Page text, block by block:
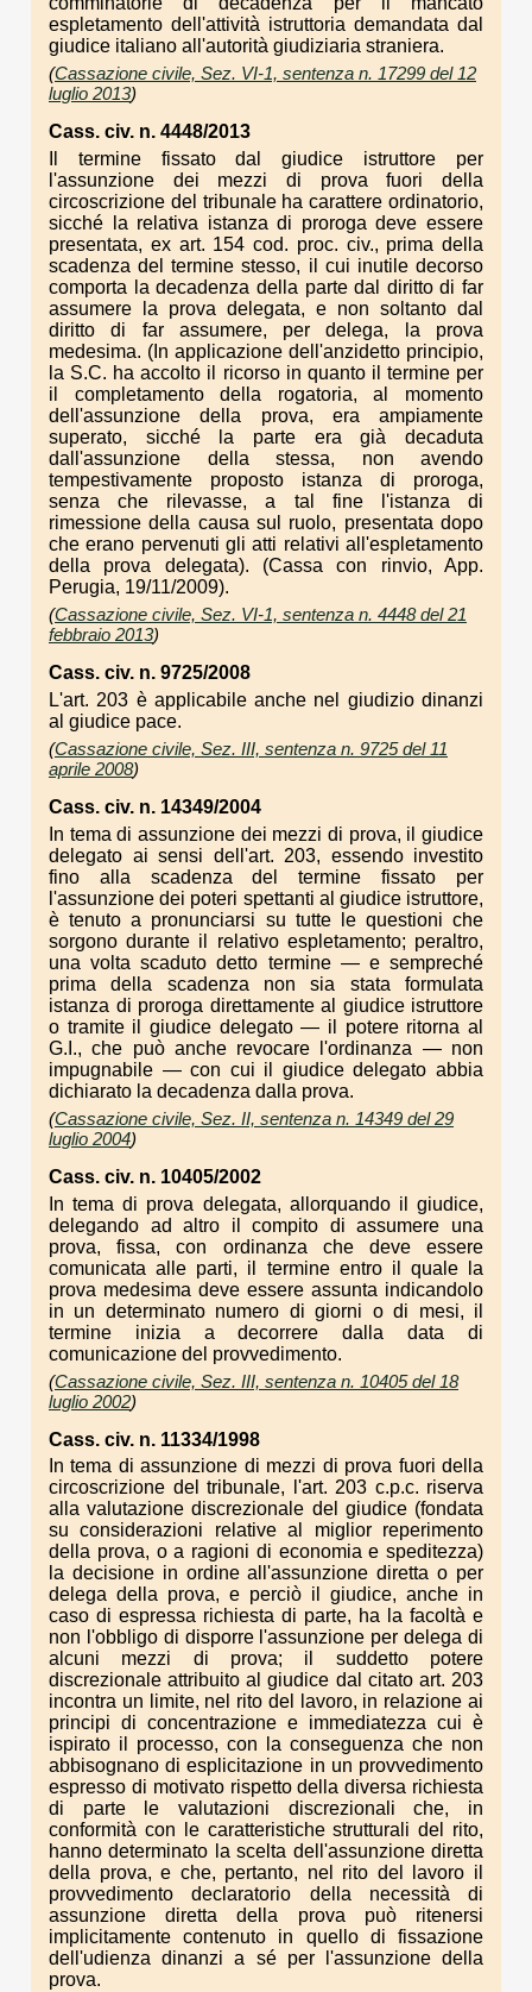
espletamento dell'attività istruttoria demandata dal
giudice italiano all'autorità giudiziaria straniera.
(Cassazione civile, Sez. VI-1, sentenza n. 17299 del 12
luglio 2013)
Cass. civ. n. 4448/2013
Il termine fissato dal giudice istruttore per
l'assunzione dei mezzi di prova fuori della
circoscrizione del tribunale ha carattere ordinatorio,
sicché la relativa istanza di proroga deve essere
presentata, ex art. 154 cod. proc. civ., prima della
scadenza del termine stesso, il cui inutile decorso
comporta la decadenza della parte dal diritto di far
assumere la prova delegata, e non soltanto dal
diritto di far assumere, per delega, la prova
medesima. (In applicazione dell'anzidetto principio,
la S.C. ha accolto il ricorso in quanto il termine per
il completamento della rogatoria, al momento
dell'assunzione della prova, era ampiamente
superato, sicché la parte era già decaduta
dall'assunzione della stessa, non avendo
tempestivamente proposto istanza di proroga,
senza che rilevasse, a tal fine l'istanza di
rimessione della causa sul ruolo, presentata dopo
che erano pervenuti gli atti relativi all'espletamento
della prova delegata). (Cassa con rinvio, App.
Perugia, 19/11/2009).
(Cassazione civile, Sez. VI-1, sentenza n. 4448 del 21
febbraio 2013)
Cass. civ. n. 9725/2008
L'art. 203 è applicabile anche nel giudizio dinanzi
al giudice pace.
(Cassazione civile, Sez. III, sentenza n. 9725 del 11
aprile 2008)
Cass. civ. n. 14349/2004
In tema di assunzione dei mezzi di prova, il giudice
delegato ai sensi dell'art. 203, essendo investito
fino alla scadenza del termine fissato per
l'assunzione dei poteri spettanti al giudice istruttore,
è tenuto a pronunciarsi su tutte le questioni che
sorgono durante il relativo espletamento; peraltro,
una volta scaduto detto termine — e sempreché
prima della scadenza non sia stata formulata
istanza di proroga direttamente al giudice istruttore
o tramite il giudice delegato — il potere ritorna al
G.I., che può anche revocare l'ordinanza — non
impugnabile — con cui il giudice delegato abbia
dichiarato la decadenza dalla prova.
(Cassazione civile, Sez. II, sentenza n. 14349 del 29
luglio 2004)
Cass. civ. n. 10405/2002
In tema di prova delegata, allorquando il giudice,
delegando ad altro il compito di assumere una
prova, fissa, con ordinanza che deve essere
comunicata alle parti, il termine entro il quale la
prova medesima deve essere assunta indicandolo
in un determinato numero di giorni o di mesi, il
termine inizia a decorrere dalla data di
comunicazione del provvedimento.
(Cassazione civile, Sez. III, sentenza n. 10405 del 18
luglio 2002)
Cass. civ. n. 11334/1998
In tema di assunzione di mezzi di prova fuori della
circoscrizione del tribunale, l'art. 203 c.p.c. riserva
alla valutazione discrezionale del giudice (fondata
su considerazioni relative al miglior reperimento
della prova, o a ragioni di economia e speditezza)
la decisione in ordine all'assunzione diretta o per
delega della prova, e perciò il giudice, anche in
caso di espressa richiesta di parte, ha la facoltà e
non l'obbligo di disporre l'assunzione per delega di
alcuni mezzi di prova; il suddetto potere
discrezionale attribuito al giudice dal citato art. 203
incontra un limite, nel rito del lavoro, in relazione ai
principi di concentrazione e immediatezza cui è
ispirato il processo, con la conseguenza che non
abbisognano di esplicitazione in un provvedimento
espresso di motivato rispetto della diversa richiesta
di parte le valutazioni discrezionali che, in
conformità con le caratteristiche strutturali del rito,
hanno determinato la scelta dell'assunzione diretta
della prova, e che, pertanto, nel rito del lavoro il
provvedimento declaratorio della necessità di
assunzione diretta della prova può ritenersi
implicitamente contenuto in quello di fissazione
dell'udienza dinanzi a sé per l'assunzione della
prova.